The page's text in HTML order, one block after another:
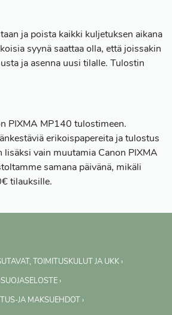
ja poista kaikki kuljetuksen aikana
syynä saattaa olla, että joissakin
ja asenna uusi tilalle. Tulostin
PIXMA MP140 tulostimeen.
erikoispapereita ja tulostus
vain muutamia Canon PIXMA
samana päivänä, mikäli
tilauksille.
TOIMITUSKULUT JA UKK ›
›
JA MAKSUEHDOT ›